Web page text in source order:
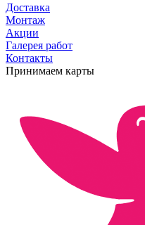
Доставка
Монтаж
Акции
Галерея работ
Контакты
Принимаем карты